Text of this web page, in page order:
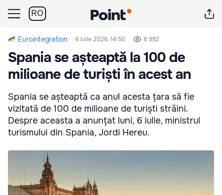
RO
Eurointegration 6 iulie 2026, 14:50 6 992
Spania se așteaptă la 100 de
milioane de turiști în acest an
Spania se așteaptă ca anul acesta țara să fie
vizitată de 100 de milioane de turiști străini.
Despre aceasta a anunțat luni, 6 iulie, ministrul
turismului din Spania, Jordi Hereu.